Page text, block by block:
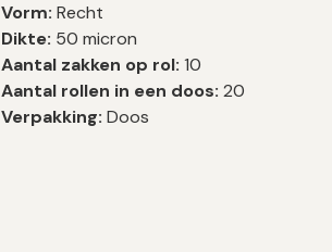
Vorm: Recht
Dikte: 50 micron
Aantal zakken op rol: 10
Aantal rollen in een doos:20
Verpakking: Doos